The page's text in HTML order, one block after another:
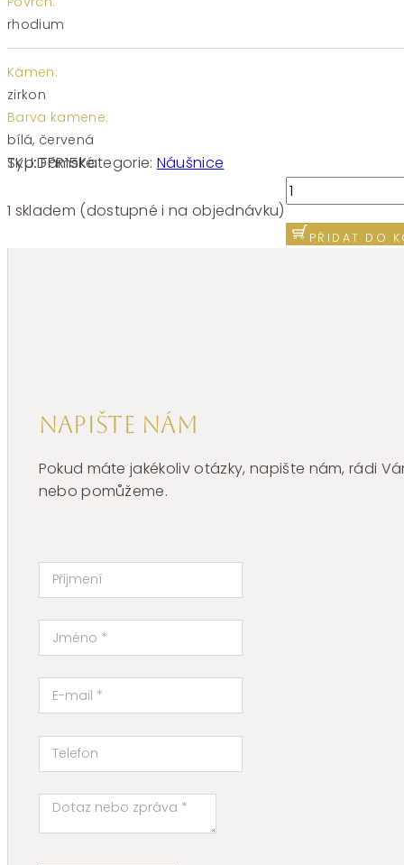
rhodium
Kámen:
zirkon
Barva kamene:
bílá, červená
SKU:FPR15Kategorie: Náušnice
Typ:Dámské
1 skladem (dostupné i na objednávku)
Stříbrné
náušnice
Brosway
Fancy
PŘIDAT DO
Napište nám
Pokud máte jakékoliv otázky, napište nám, rádi
nebo pomůžeme.